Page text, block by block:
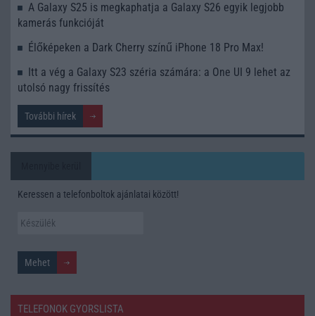
A Galaxy S25 is megkaphatja a Galaxy S26 egyik legjobb
kamerás funkcióját
Élőképeken a Dark Cherry színű iPhone 18 Pro Max!
Itt a vég a Galaxy S23 széria számára: a One UI 9 lehet az
utolsó nagy frissítés
További hírek
Keressen a telefonboltok ajánlatai között!
TELEFONOK GYORSLISTA